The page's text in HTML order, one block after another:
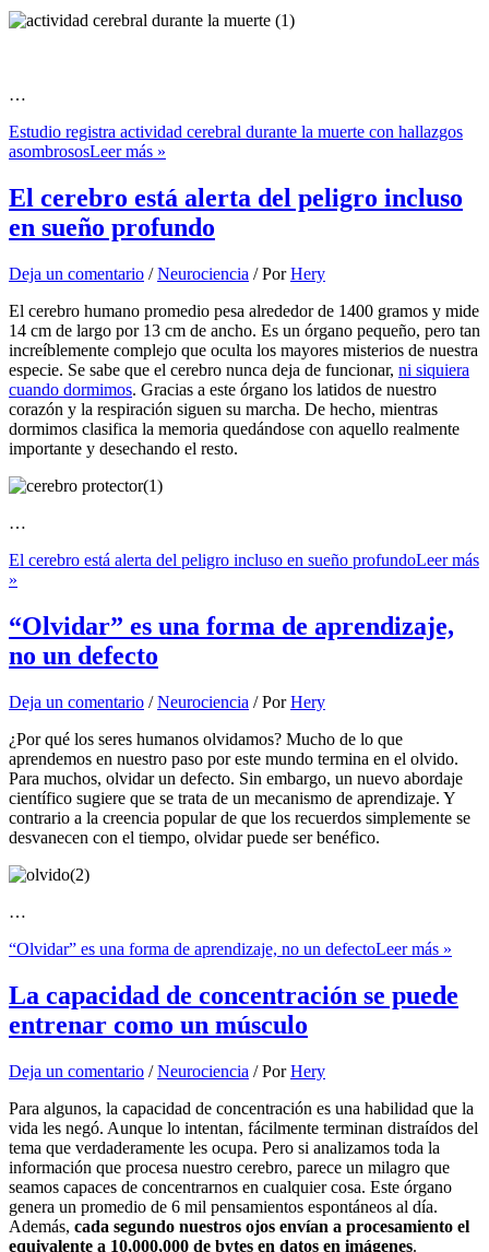
…
Estudio registra actividad cerebral durante la muerte con hallazgos
asombrososLeer más »
El cerebro está alerta del peligro incluso
en sueño profundo
Deja un comentario /Neurociencia / PorHery
El cerebro humano promedio pesa alrededor de 1400 gramos y mide
14 cm de largo por 13 cm de ancho. Es un órgano pequeño, pero tan
increíblemente complejo que oculta los mayores misterios de nuestra
especie. Se sabe que el cerebro nunca deja de funcionar, ni siquiera
cuando dormimos. Gracias a este órgano los latidos de nuestro
corazón y la respiración siguen su marcha. De hecho, mientras
dormimos clasifica la memoria quedándose con aquello realmente
importante y desechando el resto.
…
El cerebro está alerta del peligro incluso en sueño profundoLeer más
»
“Olvidar” es una forma de aprendizaje,
no un defecto
Deja un comentario /Neurociencia / PorHery
¿Por qué los seres humanos olvidamos? Mucho de lo que
aprendemos en nuestro paso por este mundo termina en el olvido.
Para muchos, olvidar un defecto. Sin embargo, un nuevo abordaje
científico sugiere que se trata de un mecanismo de aprendizaje. Y
contrario a la creencia popular de que los recuerdos simplemente se
desvanecen con el tiempo, olvidar puede ser benéfico.
…
“Olvidar” es una forma de aprendizaje, no un defectoLeer más »
La capacidad de concentración se puede
entrenar como un músculo
Deja un comentario /Neurociencia / PorHery
Para algunos, la capacidad de concentración es una habilidad que la
vida les negó. Aunque lo intentan, fácilmente terminan distraídos del
tema que verdaderamente les ocupa. Pero si analizamos toda la
información que procesa nuestro cerebro, parece un milagro que
seamos capaces de concentrarnos en cualquier cosa. Este órgano
genera un promedio de 6 mil pensamientos espontáneos al día.
Además, cada segundo nuestros ojos envían a procesamiento el
equivalente a 10,000,000 de bytes en datos en imágenes.